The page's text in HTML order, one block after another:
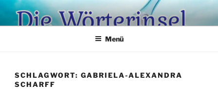
Zum
Inhalt
springen
Menü
SCHLAGWORT: GABRIELA-ALEXANDRA
SCHARFF